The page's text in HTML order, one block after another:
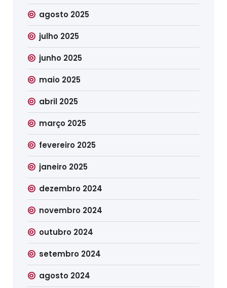
agosto 2025
julho 2025
junho 2025
maio 2025
abril 2025
março 2025
fevereiro 2025
janeiro 2025
dezembro 2024
novembro 2024
outubro 2024
setembro 2024
agosto 2024